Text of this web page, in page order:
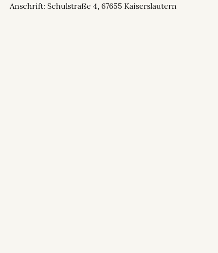
Anschrift: Schulstraße 4, 67655 Kaiserslautern